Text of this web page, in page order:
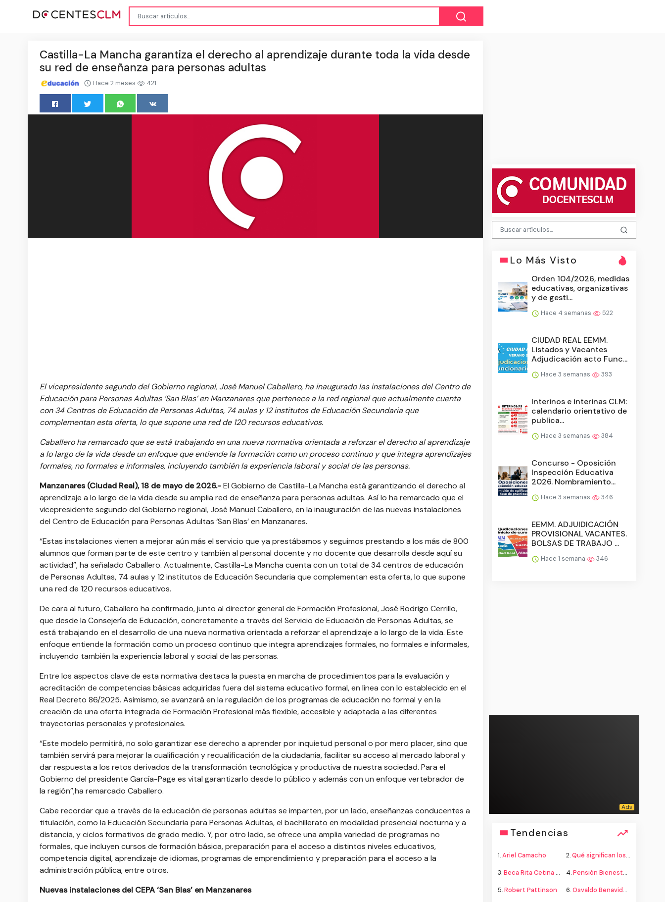
Castilla-La Mancha garantiza el derecho al aprendizaje durante toda la vida desde
su red de enseñanza para personas adultas
Hace 2 meses 421
El vicepresidente segundo del Gobierno regional, José Manuel Caballero, ha inaugurado las instalaciones del Centro de
Educación para Personas Adultas ‘San Blas’ en Manzanares que pertenece a la red regional que actualmente cuenta
con 34 Centros de Educación de Personas Adultas, 74 aulas y 12 institutos de Educación Secundaria que
complementan esta oferta, lo que supone una red de 120 recursos educativos.
Caballero ha remarcado que se está trabajando en una nueva normativa orientada a reforzar el derecho al aprendizaje
a lo largo de la vida desde un enfoque que entiende la formación como un proceso continuo y que integra aprendizajes
formales, no formales e informales, incluyendo también la experiencia laboral y social de las personas.
Manzanares (Ciudad Real), 18 de mayo de 2026.-El Gobierno de Castilla-La Mancha está garantizando el derecho al
aprendizaje a lo largo de la vida desde su amplia red de enseñanza para personas adultas. Así lo ha remarcado que el
vicepresidente segundo del Gobierno regional, José Manuel Caballero, en la inauguración de las nuevas instalaciones
del Centro de Educación para Personas Adultas ‘San Blas’ en Manzanares.
“Estas instalaciones vienen a mejorar aún más el servicio que ya prestábamos y seguimos prestando a los más de 800
alumnos que forman parte de este centro y también al personal docente y no docente que desarrolla desde aquí su
actividad”, ha señalado Caballero. Actualmente, Castilla-La Mancha cuenta con un total de 34 centros de educación
de Personas Adultas, 74 aulas y 12 institutos de Educación Secundaria que complementan esta oferta, lo que supone
una red de 120 recursos educativos.
De cara al futuro, Caballero ha confirmado, junto al director general de Formación Profesional, José Rodrigo Cerrillo,
que desde la Consejería de Educación, concretamente a través del Servicio de Educación de Personas Adultas, se
está trabajando en el desarrollo de una nueva normativa orientada a reforzar el aprendizaje a lo largo de la vida. Este
enfoque entiende la formación como un proceso continuo que integra aprendizajes formales, no formales e informales,
incluyendo también la experiencia laboral y social de las personas.
Entre los aspectos clave de esta normativa destaca la puesta en marcha de procedimientos para la evaluación y
acreditación de competencias básicas adquiridas fuera del sistema educativo formal, en línea con lo establecido en el
Real Decreto 86/2025. Asimismo, se avanzará en la regulación de los programas de educación no formal y en la
creación de una oferta integrada de Formación Profesional más flexible, accesible y adaptada a las diferentes
trayectorias personales y profesionales.
“Este modelo permitirá, no solo garantizar ese derecho a aprender por inquietud personal o por mero placer, sino que
también servirá para mejorar la cualificación y recualificación de la ciudadanía, facilitar su acceso al mercado laboral y
dar respuesta a los retos derivados de la transformación tecnológica y productiva de nuestra sociedad. Para el
Gobierno del presidente García-Page es vital garantizarlo desde lo público y además con un enfoque vertebrador de
la región”,ha remarcado Caballero.
Cabe recordar que a través de la educación de personas adultas se imparten, por un lado, enseñanzas conducentes a
titulación, como la Educación Secundaria para Personas Adultas, el bachillerato en modalidad presencial nocturna y a
distancia, y ciclos formativos de grado medio. Y, por otro lado, se ofrece una amplia variedad de programas no
formales, que incluyen cursos de formación básica, preparación para el acceso a distintos niveles educativos,
competencia digital, aprendizaje de idiomas, programas de emprendimiento y preparación para el acceso a la
administración pública, entre otros.
Nuevas instalaciones del CEPA ‘San Blas’ en Manzanares
Lo Más Visto
Orden 104/2026, medidas
educativas, organizativas
y de gesti...
Hace 4 semanas 522
CIUDAD REAL EEMM.
Listados y Vacantes
Adjudicación acto Func...
Hace 3 semanas 393
Interinos e interinas CLM:
calendario orientativo de
publica...
Hace 3 semanas 384
Concurso - Oposición
Inspección Educativa
2026. Nombramiento...
Hace 3 semanas 346
EEMM. ADJUIDICACIÓN
PROVISIONAL VACANTES.
BOLSAS DE TRABAJO ...
Hace 1 semana 346
Tendencias
1.Ariel Camacho 2.Qué significan los colores de la bandera
3.Beca Rita Cetina secundaria 4.Pensión Bienestar adultos mayores
5.Robert Pattinson 6.Osvaldo Benavides